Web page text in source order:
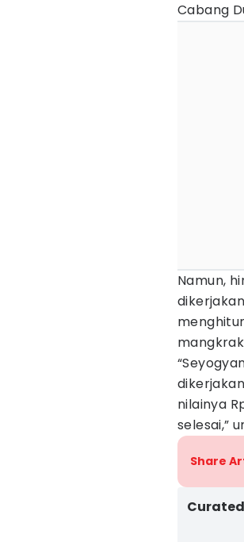
Cabang
Namun,
nilainya
selesai,”
Share